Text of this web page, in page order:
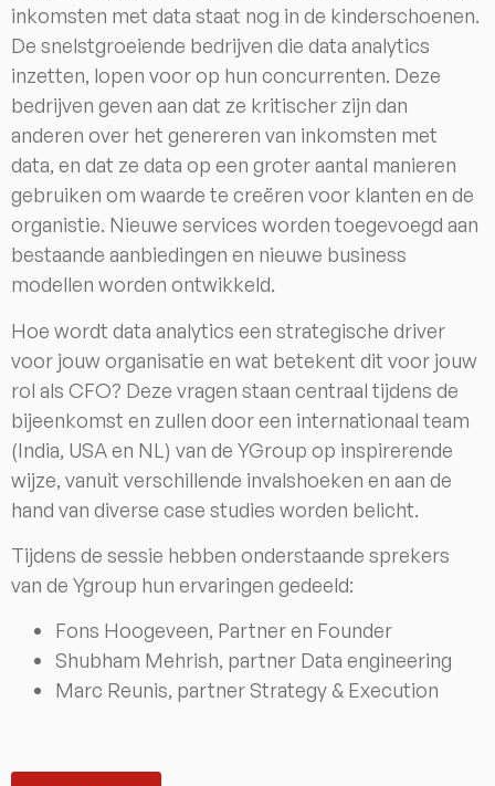
inkomsten met data staat nog in de kinderschoenen.
De snelstgroeiende bedrijven die data analytics
inzetten, lopen voor op hun concurrenten. Deze
bedrijven geven aan dat ze kritischer zijn dan
anderen over het genereren van inkomsten met
data, en dat ze data op een groter aantal manieren
gebruiken om waarde te creëren voor klanten en de
organistie. Nieuwe services worden toegevoegd aan
bestaande aanbiedingen en nieuwe business
modellen worden ontwikkeld.
Hoe wordt data analytics een strategische driver
voor jouw organisatie en wat betekent dit voor jouw
rol als CFO? Deze vragen staan centraal tijdens de
bijeenkomst en zullen door een internationaal team
(India, USA en NL) van de YGroup op inspirerende
wijze, vanuit verschillende invalshoeken en aan de
hand van diverse case studies worden belicht.
Tijdens de sessie hebben onderstaande sprekers
van de Ygroup hun ervaringen gedeeld:
Fons Hoogeveen, Partner en Founder
Shubham Mehrish, partner Data engineering
Marc Reunis, partner Strategy & Execution